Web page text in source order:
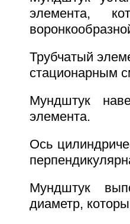
элемента,
Трубчатый
стационарным
Мундштук
элемента.
Ось
Мундштук
диаметр,